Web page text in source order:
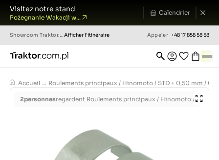
Visitez notre stand
Pożegnanie Wakacji w...
Calendrier
Showroom Traktor.com.pl Afficher l'itinéraire Appeler +48 17 858 58 58
Accueil ... Roulements principaux / Hinomoto / STD + 0,50 mm /
2personnesregardent Roulements principaux / Hinomoto /